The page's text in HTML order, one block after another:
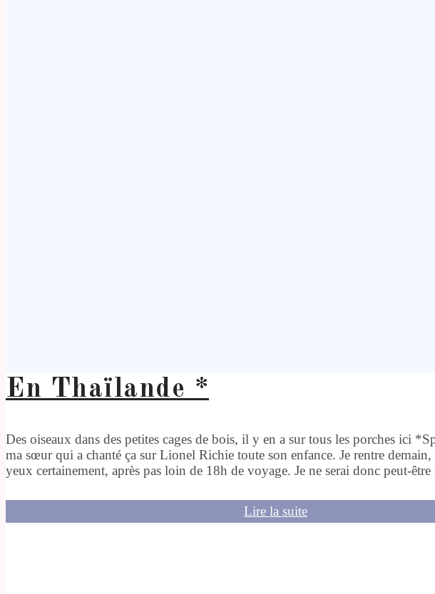
En Thaïlande *
Des oiseaux dans des petites cages de bois, il y en a sur tous les porches ici
ma sœur qui a chanté ça sur Lionel Richie toute son enfance. Je rentre demain,
yeux certainement, après pas loin de 18h de voyage. Je ne serai donc peut-être
Lire la suite